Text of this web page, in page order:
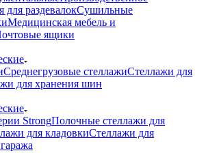
для раздевалокСушильные
Медицинская мебель и
ящики
Среднегрузовые стеллажиСтеллажи для
для хранения шин
StrongПолочные стеллажи для
для кладовкиСтеллажи для